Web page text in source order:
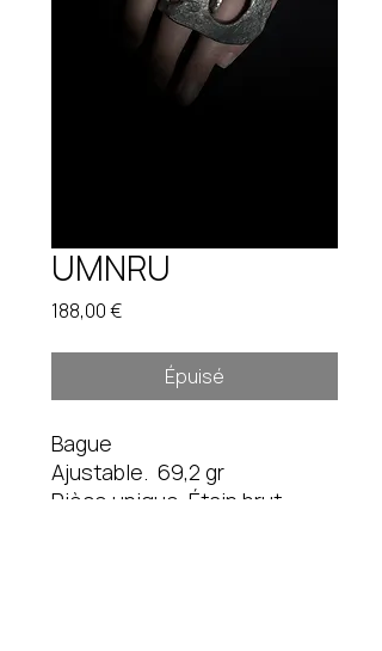
UMNRU
188,00 €
Épuisé
Bague
Ajustable. 69,2 gr
Pièce unique. Étain brut.